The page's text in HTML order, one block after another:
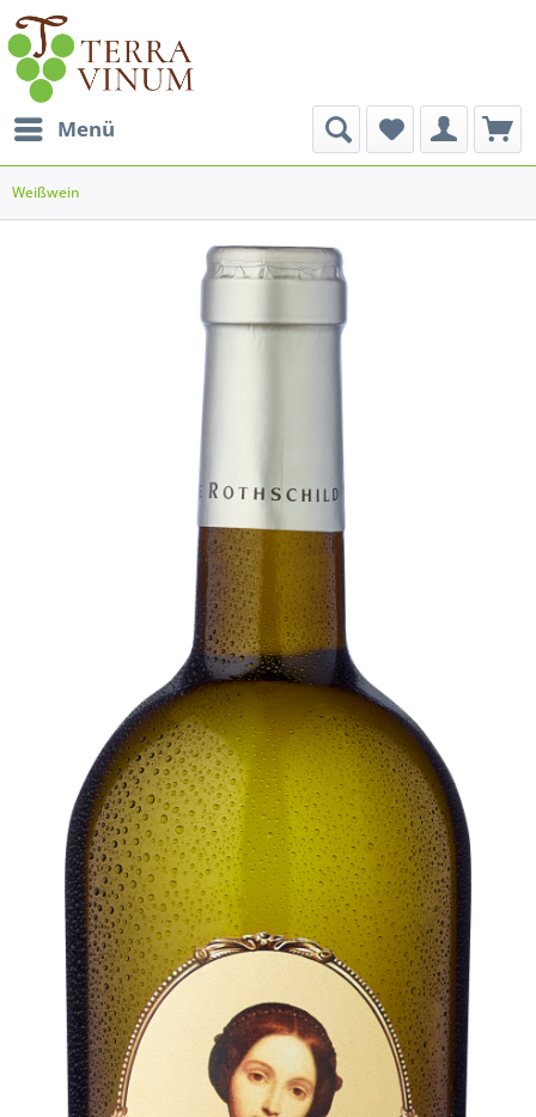
Menü
Weißwein